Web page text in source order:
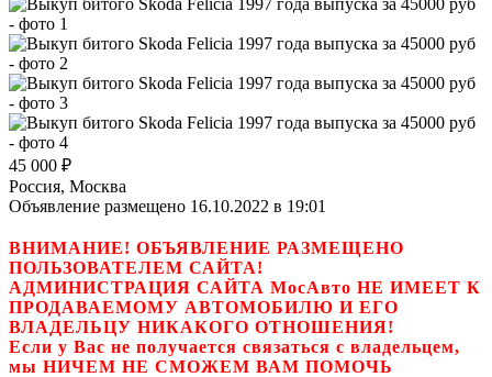
45 000 ₽
Россия, Москва
Объявление размещено 16.10.2022 в 19:01
ВНИМАНИЕ! ОБЪЯВЛЕНИЕ РАЗМЕЩЕНО
ПОЛЬЗОВАТЕЛЕМ САЙТА!
АДМИНИСТРАЦИЯ САЙТА МосАвто НЕ ИМЕЕТ К
ПРОДАВАЕМОМУ АВТОМОБИЛЮ И ЕГО
ВЛАДЕЛЬЦУ НИКАКОГО ОТНОШЕНИЯ!
Если у Вас не получается связаться с владельцем,
мы НИЧЕМ НЕ СМОЖЕМ ВАМ ПОМОЧЬ